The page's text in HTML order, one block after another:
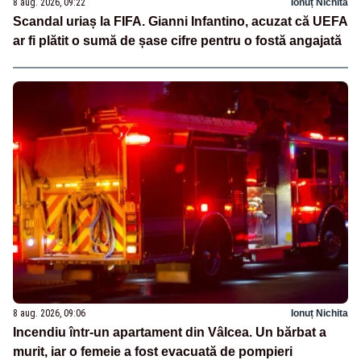
Scandal uriaș la FIFA. Gianni Infantino, acuzat că UEFA
ar fi plătit o sumă de șase cifre pentru o fostă angajată
8 aug. 2026, 09:06 Ionuț Nichita
Incendiu într-un apartament din Vâlcea. Un bărbat a
murit, iar o femeie a fost evacuată de pompieri